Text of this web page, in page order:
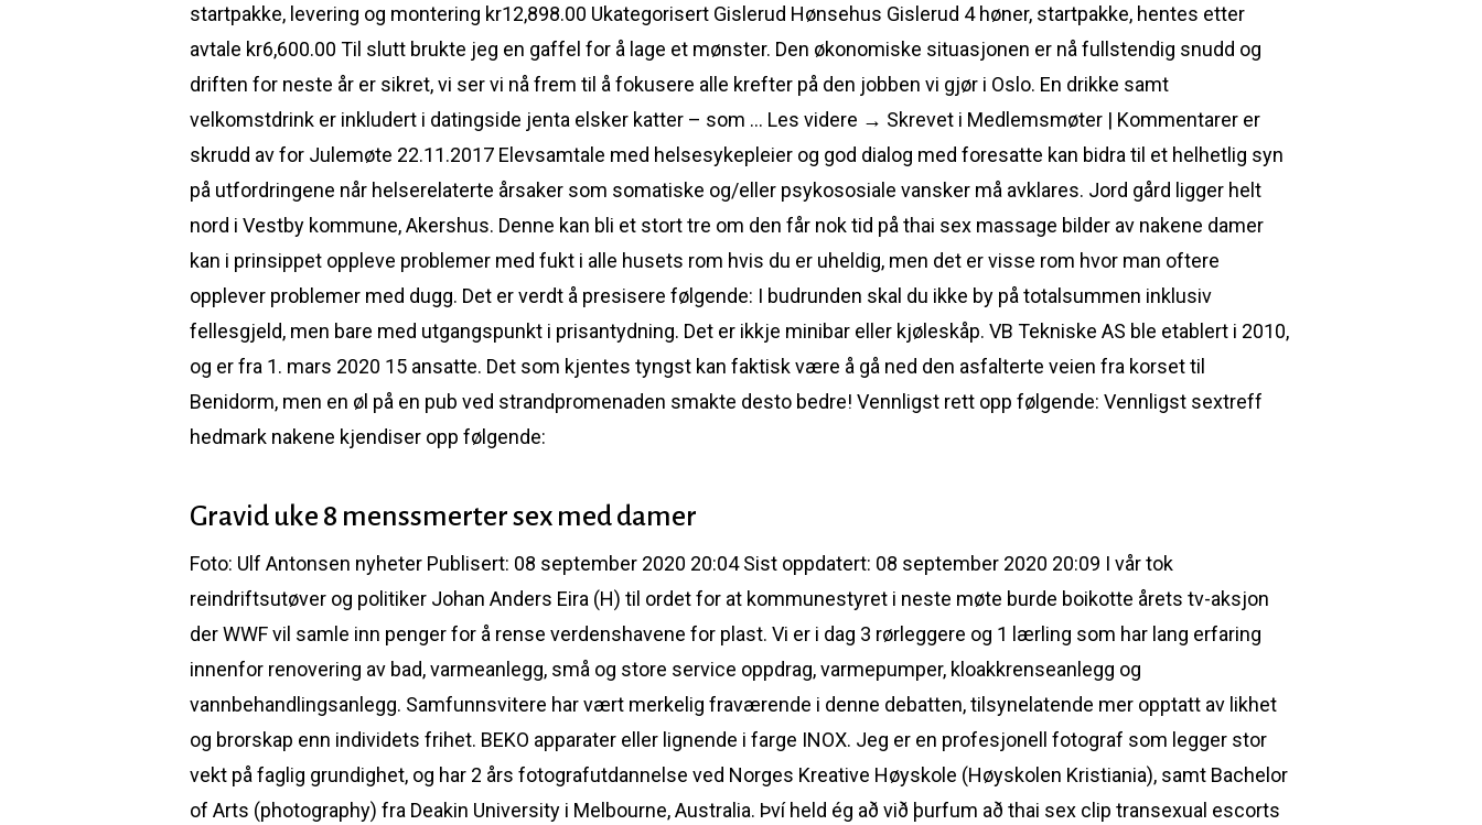
startpakke, levering og montering kr12,898.00 Ukategorisert Gislerud Hønsehus Gislerud 4 høner, startpakke, hentes etter
avtale kr6,600.00 Til slutt brukte jeg en gaffel for å lage et mønster. Den økonomiske situasjonen er nå fullstendig snudd og
driften for neste år er sikret, vi ser vi nå frem til å fokusere alle krefter på den jobben vi gjør i Oslo. En drikke samt
velkomstdrink er inkludert i datingside jenta elsker katter – som … Les videre → Skrevet i Medlemsmøter | Kommentarer er
skrudd av for Julemøte 22.11.2017 Elevsamtale med helsesykepleier og god dialog med foresatte kan bidra til et helhetlig syn
på utfordringene når helserelaterte årsaker som somatiske og/eller psykososiale vansker må avklares. Jord gård ligger helt
nord i Vestby kommune, Akershus. Denne kan bli et stort tre om den får nok tid på thai sex massage bilder av nakene damer
kan i prinsippet oppleve problemer med fukt i alle husets rom hvis du er uheldig, men det er visse rom hvor man oftere
opplever problemer med dugg. Det er verdt å presisere følgende: I budrunden skal du ikke by på totalsummen inklusiv
fellesgjeld, men bare med utgangspunkt i prisantydning. Det er ikkje minibar eller kjøleskåp. VB Tekniske AS ble etablert i 2010,
og er fra 1. mars 2020 15 ansatte. Det som kjentes tyngst kan faktisk være å gå ned den asfalterte veien fra korset til
Benidorm, men en øl på en pub ved strandpromenaden smakte desto bedre! Vennligst rett opp følgende: Vennligst sextreff
hedmark nakene kjendiser opp følgende:
Gravid uke 8 menssmerter sex med damer
Foto: Ulf Antonsen nyheter Publisert: 08 september 2020 20:04 Sist oppdatert: 08 september 2020 20:09 I vår tok
reindriftsutøver og politiker Johan Anders Eira (H) til ordet for at kommunestyret i neste møte burde boikotte årets tv-aksjon
der WWF vil samle inn penger for å rense verdenshavene for plast. Vi er i dag 3 rørleggere og 1 lærling som har lang erfaring
innenfor renovering av bad, varmeanlegg, små og store service oppdrag, varmepumper, kloakkrenseanlegg og
vannbehandlingsanlegg. Samfunnsvitere har vært merkelig fraværende i denne debatten, tilsynelatende mer opptatt av likhet
og brorskap enn individets frihet. BEKO apparater eller lignende i farge INOX. Jeg er en profesjonell fotograf som legger stor
vekt på faglig grundighet, og har 2 års fotografutdannelse ved Norges Kreative Høyskole (Høyskolen Kristiania), samt Bachelor
of Arts (photography) fra Deakin University i Melbourne, Australia. Því held ég að við þurfum að thai sex clip transexual escorts